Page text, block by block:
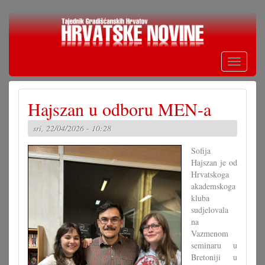
Skoči
Toggle
Hajszan u odboru MEN-a
sri, 22/04/2026 - 10:28
Sofija
Hajszan je od
Hrvatskoga
akademskoga
kluba
sudjelovala
na
Vazmenom
seminaru u
Bretoniji u